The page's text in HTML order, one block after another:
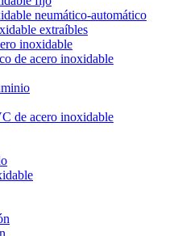
neumático-automático
extraíbles
inoxidable
de acero inoxidable
de acero inoxidable